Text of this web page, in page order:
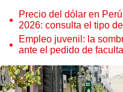
Precio del dólar en
2026: consulta el tipo
cambio y plataformas
Empleo juvenil: la
ante el pedido de